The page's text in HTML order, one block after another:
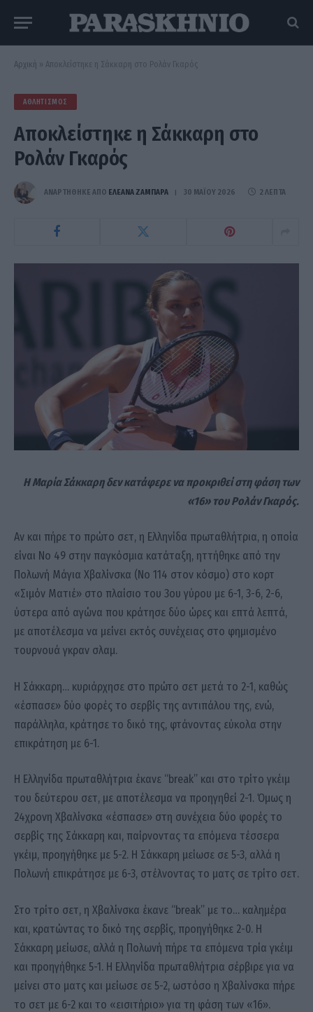
Αρχική » Αποκλείστηκε η Σάκκαρη στο Ρολάν Γκαρός
ΑΘΛΗΤΙΣΜΌΣ
Αποκλείστηκε η Σάκκαρη στο
Ρολάν Γκαρός
ΑΝΑΡΤΗΘΗΚΕ ΑΠΟ ΕΛΕΑΝΑ ΖΑΜΠΑΡΑ 30 ΜΑΪ́ΟΥ 2026 2 ΛΕΠΤΆ
Η Μαρία Σάκκαρη δεν κατάφερε να προκριθεί στη φάση των
«16» του Ρολάν Γκαρός.
Αν και πήρε το πρώτο σετ, η Ελληνίδα πρωταθλήτρια, η οποία
είναι Νο 49 στην παγκόσμια κατάταξη, ηττήθηκε από την
Πολωνή Μάγια Χβαλίνσκα (Νο 114 στον κόσμο) στο κορτ
«Σιμόν Ματιέ» στο πλαίσιο του 3ου γύρου με 6-1, 3-6, 2-6,
ύστερα από αγώνα που κράτησε δύο ώρες και επτά λεπτά,
με αποτέλεσμα να μείνει εκτός συνέχειας στο φημισμένο
τουρνουά γκραν σλαμ.
Η Σάκκαρη… κυριάρχησε στο πρώτο σετ μετά το 2-1, καθώς
«έσπασε» δύο φορές το σερβίς της αντιπάλου της, ενώ,
παράλληλα, κράτησε το δικό της, φτάνοντας εύκολα στην
επικράτηση με 6-1.
Η Ελληνίδα πρωταθλήτρια έκανε “break” και στο τρίτο γκέιμ
του δεύτερου σετ, με αποτέλεσμα να προηγηθεί 2-1. Όμως η
24χρονη Χβαλίνσκα «έσπασε» στη συνέχεια δύο φορές το
σερβίς της Σάκκαρη και, παίρνοντας τα επόμενα τέσσερα
γκέιμ, προηγήθηκε με 5-2. Η Σάκκαρη μείωσε σε 5-3, αλλά η
Πολωνή επικράτησε με 6-3, στέλνοντας το ματς σε τρίτο σετ.
Στο τρίτο σετ, η Χβαλίνσκα έκανε “break” με το… καλημέρα
και, κρατώντας το δικό της σερβίς, προηγήθηκε 2-0. Η
Σάκκαρη μείωσε, αλλά η Πολωνή πήρε τα επόμενα τρία γκέιμ
και προηγήθηκε 5-1. Η Ελληνίδα πρωταθλήτρια σέρβιρε για να
μείνει στο ματς και μείωσε σε 5-2, ωστόσο η Χβαλίνσκα πήρε
το σετ με 6-2 και το «εισιτήριο» για τη φάση των «16».